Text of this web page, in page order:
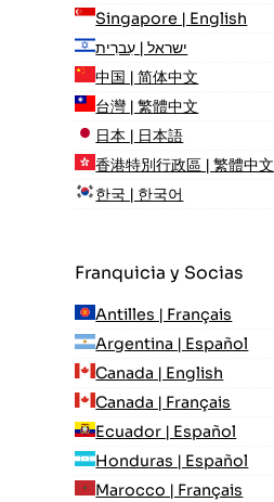
Singapore | English
ישראל | עִברִית
中国 | 简体中文
台灣 | 繁體中文
日本 | 日本語
香港特別行政區 | 繁體中文
한국 | 한국어
Franquicia y Socias
Antilles | Français
Argentina | Español
Canada | English
Canada | Français
Ecuador | Español
Honduras | Español
Marocco | Français